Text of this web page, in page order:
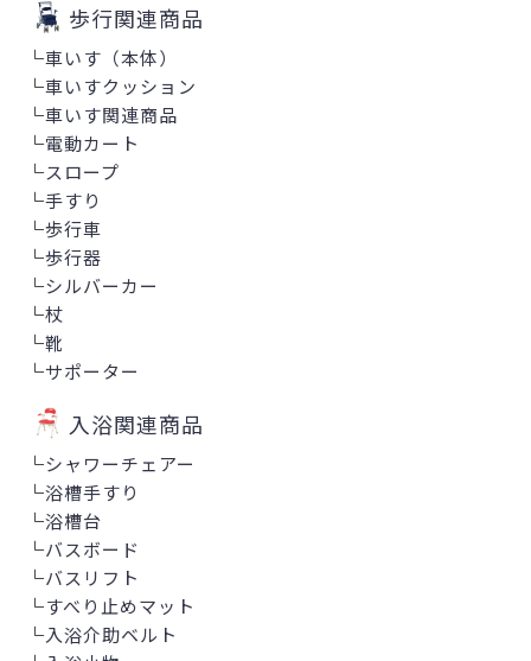
歩行関連商品
└車いす（本体）
└車いすクッション
└車いす関連商品
└電動カート
└スロープ
└手すり
└歩行車
└歩行器
└シルバーカー
└杖
└靴
└サポーター
入浴関連商品
└シャワーチェアー
└浴槽手すり
└浴槽台
└バスボード
└バスリフト
└すべり止めマット
└入浴介助ベルト